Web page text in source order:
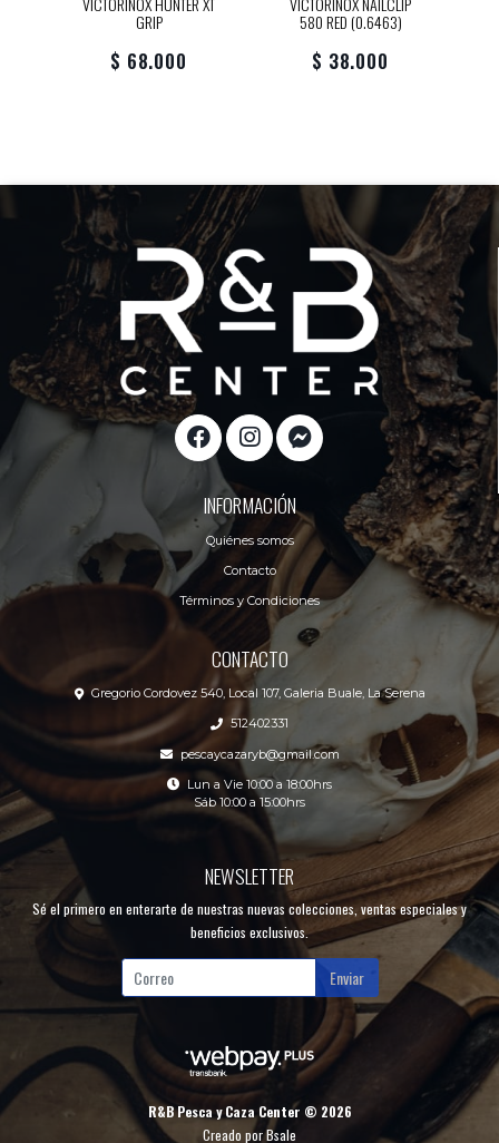
GRIP
$ 68.000
580 RED (0.6463)
$ 38.000
INFORMACIÓN
Quiénes somos
Contacto
Términos y Condiciones
CONTACTO
Gregorio Cordovez 540, Local 107, Galeria Buale, La Serena
512402331
pescaycazaryb@gmail.com
Lun a Vie 10:00 a 18:00hrs
Sáb 10:00 a 15:00hrs
NEWSLETTER
Sé el primero en enterarte de nuestras nuevas colecciones, ventas especiales y
beneficios exclusivos.
Enviar
R&B Pesca y Caza Center © 2026
Creado porBsale